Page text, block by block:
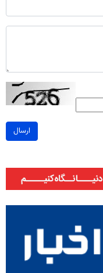
ارسال